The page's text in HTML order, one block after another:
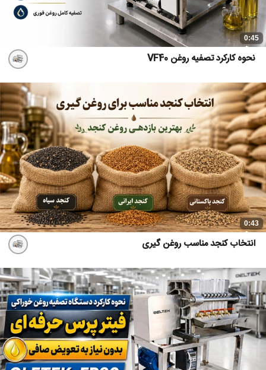
0:45
نحوه کارکرد تصفیه روغن VF40
0:43
انتخاب کنجد مناسب روغن گیری